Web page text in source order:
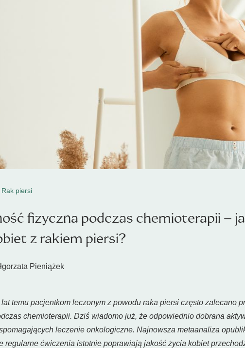
Rak piersi
fizyczna podczas chemioterapii –
z rakiem piersi?
Pieniążek
temu pacjentkom leczonym z powodu raka piersi często zalecano
chemioterapii. Dziś wiadomo już, że odpowiednio dobrana
leczenie onkologiczne. Najnowsza metaanaliza
regularne ćwiczenia istotnie poprawiają jakość życia kobiet